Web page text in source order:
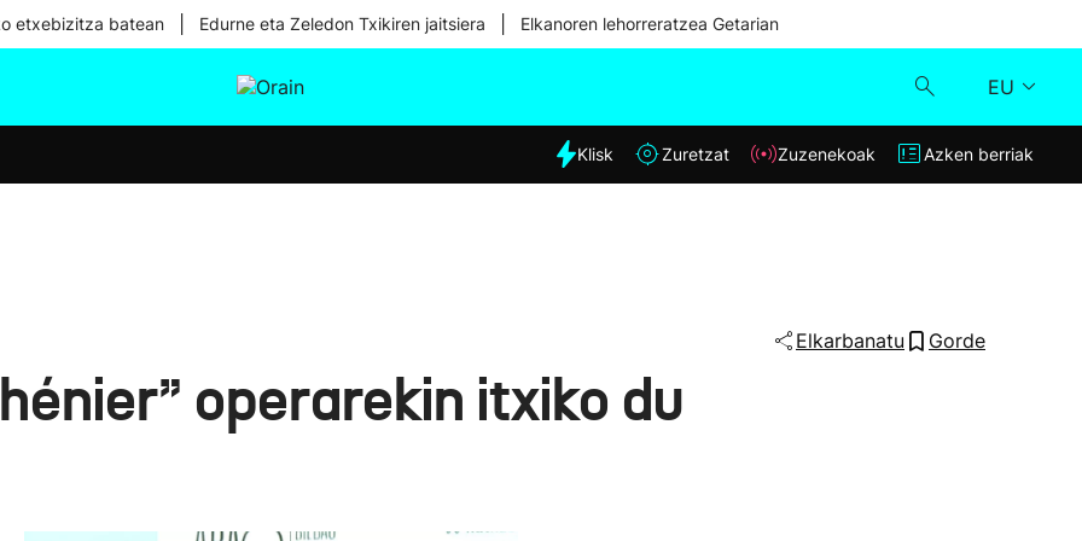
etxebizitza batean Edurne eta Zeledon Txikiren jaitsiera Elkanoren lehorreratzea Getarian
EU
Eguraldia
Klisk
Klisk Zuretzat Zuzenekoak Azken berriak
Elkarbanatu Gorde
operarekin itxiko du